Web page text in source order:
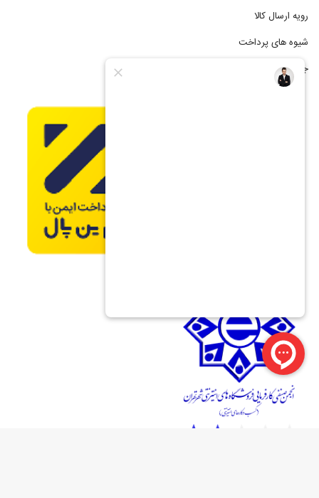
رویه ارسال کالا
شیوه های پرداخت
جشنواره فروش اقساطی